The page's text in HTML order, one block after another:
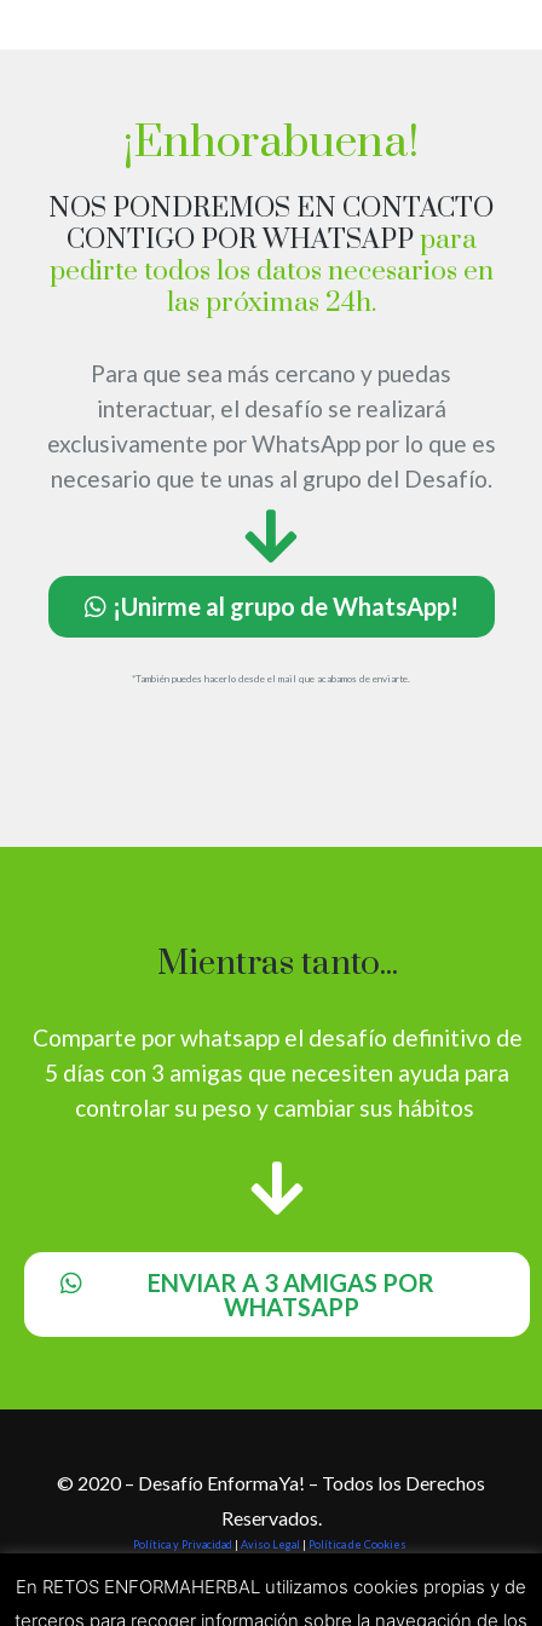
¡Enhorabuena!
NOS PONDREMOS EN CONTACTO
CONTIGO POR WHATSAPPpara
pedirte todos los datos necesarios en
las próximas 24h.
Para que sea más cercano y puedas
interactuar, el desafío se realizará
exclusivamente por WhatsApp por lo que es
necesario que te unas al grupo del Desafío.
¡Unirme al grupo de WhatsApp!
*También puedes hacerlo desde el mail que acabamos de enviarte.
Mientras tanto...
Comparte por whatsapp el desafío definitivo de
5 días con 3 amigas que necesiten ayuda para
controlar su peso y cambiar sus hábitos
ENVIAR A 3 AMIGAS POR
WHATSAPP
© 2020 – Desafío EnformaYa! – Todos los Derechos
Reservados.
Política y Privacidad Aviso Legal
Política de Cookies
general preparado para el público. No pretende sustituir a ninguna ley o
En RETOS ENFORMAHERBAL utilizamos cookies propias y de
terceros para recoger información sobre la navegación de los